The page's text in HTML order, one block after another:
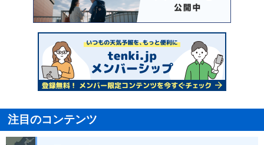
注目のコンテンツ